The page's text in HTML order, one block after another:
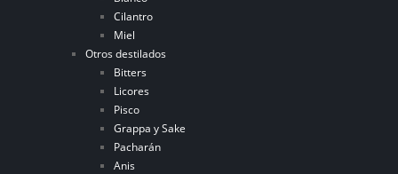
Cilantro
Miel
Otros destilados
Bitters
Licores
Pisco
Grappa y Sake
Pacharán
Anis